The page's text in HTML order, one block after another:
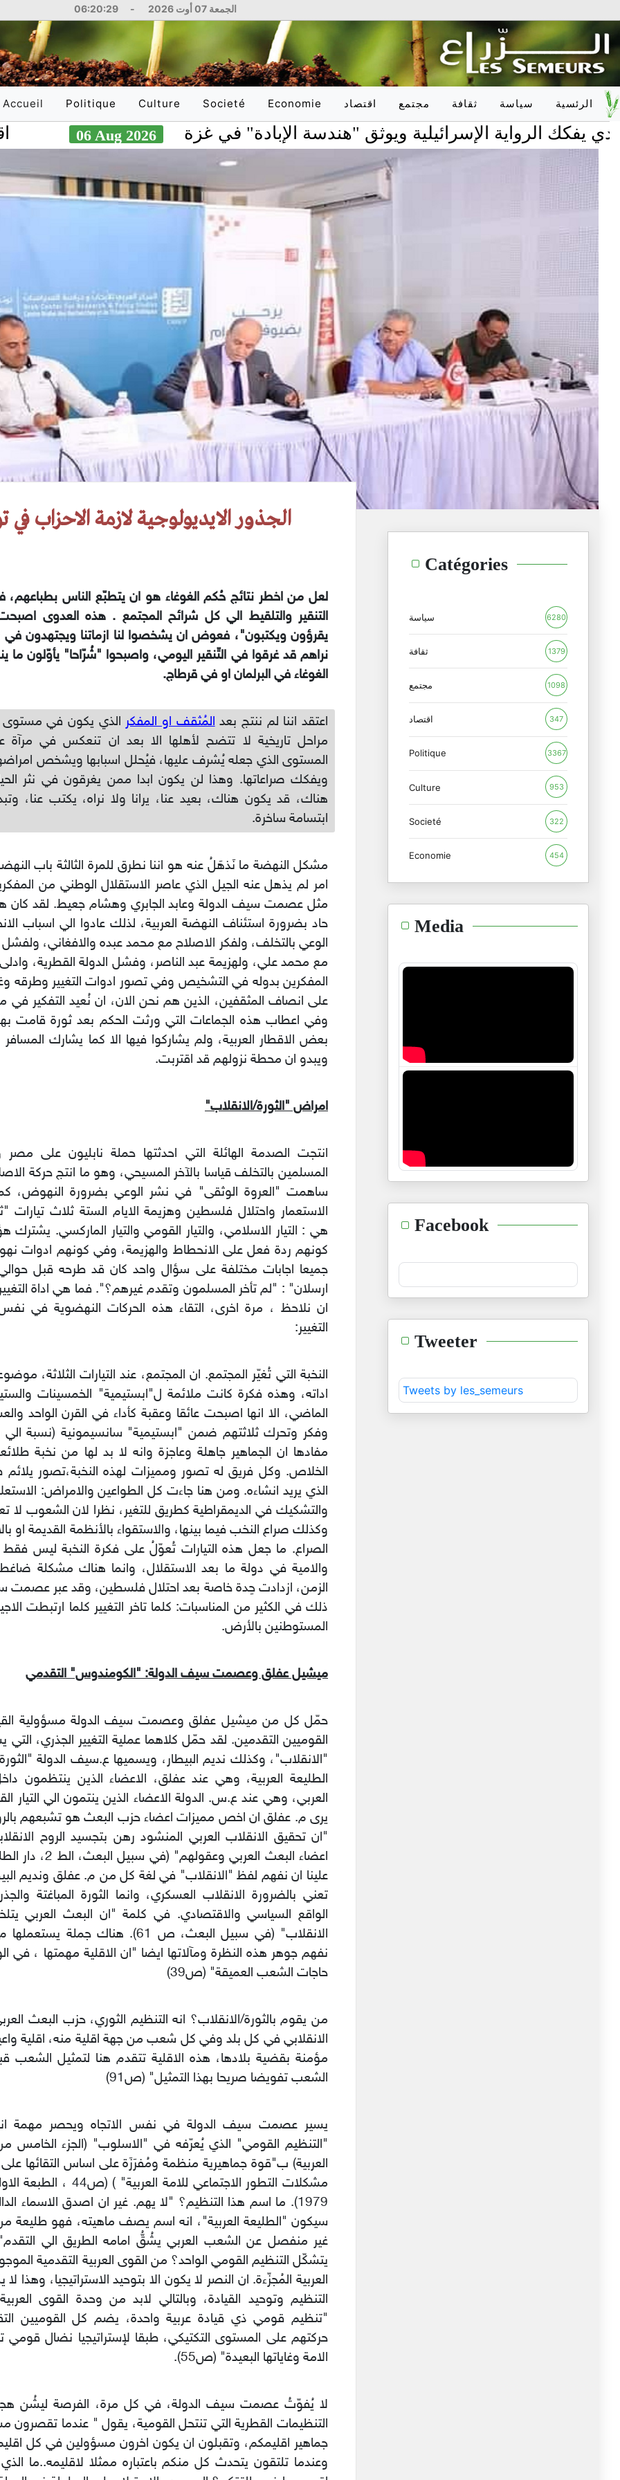
الجمعة 07 أوت 2026 -
06:20:30
Accueil
(current)
Politique
National
Culture
Littérature
Arts
Societé
Education
Santé
Sciences
Justice
Economie
National
اقتصاد
وطـنـي
مجتمع
تربية
ثقافة
أدب
سياسة
وطـنـي
دولـي
الرئسية
اقتحام 06 Aug 2026 الرواية الإسرائيلية ويوثق "هندسة الإبادة" في غزة
الجذور الايديولوجية لازمة الاحزاب
لعل من اخطر نتائج حُكم الغوغاء هو ان يتطبّع الناس بطباعهم،
التنقير والتلقيط الي كل شرائح المجتمع . هذه العدوى
يقرؤون ويكتبون"، فعوض ان يشخصوا لنا ازماتنا ويجتهدون في
نراهم قد غرقوا في التّنقير اليومي، واصبحوا "شُرّاحا" يأوّلون ما
الغوغاء في البرلمان او في قرطاج.
اعتقد اننا لم ننتج بعدالمُثقف او المفكر الذي يكون في مستوى
مراحل تاريخية لا تتضح لأهلها الا بعد ان تنعكس في مرآة
المستوى الذي جعله يُشرف عليها، فيُحلل اسبابها ويشخص
ويفكك صراعاتها. وهذا لن يكون ابدا ممن يغرقون في نثر
هناك، قد يكون هناك، بعيد عنا، يرانا ولا نراه، يكتب عنا،
ابتسامة ساخرة.
مشكل النهضة ما نَذهَلُ عنه هو اننا نطرق للمرة الثالثة باب
امر لم يذهل عنه الجيل الذي عاصر الاستقلال الوطني من
مثل عصمت سيف الدولة وعابد الجابري وهشام جعيط. لقد كان
حاد بضرورة استئناف النهضة العربية، لذلك عادوا الي اسباب
الوعي بالتخلف، ولفكر الاصلاح مع محمد عبده والافغاني، ولفشل
مع محمد علي، ولهزيمة عبد الناصر، وفشل الدولة القطرية،
المفكرين بدوله في التشخيص وفي تصور ادوات التغيير وطرقه
على انصاف المثقفين، الذين هم نحن الان، ان نُعيد التفكير
وفي اعطاب هذه الجماعات التي ورثت الحكم بعد ثورة قامت
بعض الاقطار العربية، ولم يشاركوا فيها الا كما يشارك المسافر
ويبدو ان محطة نزولهم قد اقتربت.
امراض "الثورة/الانقلاب"
انتجت الصدمة الهائلة التي احدثتها حملة نابليون على مصر
المسلمين بالتخلف قياسا بالآخر المسيحي، وهو ما انتج حركة
ساهمت "العروة الوثقى" في نشر الوعي بضرورة النهوض،
الاستعمار واحتلال فلسطين وهزيمة الايام الستة ثلاث تيارات
هي : التيار الاسلامي، والتيار القومي والتيار الماركسي. يشترك
كونهم ردة فعل على الانحطاط والهزيمة، وفي كونهم ادوات
جميعا اجابات مختلفة على سؤال واحد كان قد طرحه قبل
ارسلان" : "لم تأخر المسلمون وتقدم غيرهم؟". فما هي اداة
ان نلاحظ ، مرة اخرى، التقاء هذه الحركات النهضوية في نفس
التغيير:
النخبة التي تُغيّر المجتمع. ان المجتمع، عند التيارات الثلاثة،
اداته، وهذه فكرة كانت ملائمة ل"ابستيمية" الخمسينات
الماضي، الا انها اصبحت عائقا وعقبة كأداء في القرن الواحد
وفكر وتحرك ثلاثتهم ضمن "ابستيمية" سانسيمونية (نسبة
مفادها ان الجماهير جاهلة وعاجزة وانه لا بد لها من نخبة
الخلاص. وكل فريق له تصور ومميزات لهذه النخبة،تصور يلائم
الذي يريد انشاءه. ومن هنا جاءت كل الطواعين والامراض:
والتشكيك في الديمقراطية كطريق للتغير، نظرا لان الشعوب لا
وكذلك صراع النخب فيما بينها، والاستقواء بالأنظمة القديمة او
الصراع. ما جعل هذه التيارات تُعوّلُ على فكرة النخبة ليس
والامية في دولة ما بعد الاستقلال، وانما هناك مشكلة
الزمن، ازدادت حِدة خاصة بعد احتلال فلسطين، وقد عبر عصمت
ذلك في الكثير من المناسبات: كلما تاخر التغيير كلما ارتبطت
المستوطنين بالأرض.
ميشيل عفلق وعصمت سيف الدولة: "الكومندوس" التقدمي
حمّل كل من ميشيل عفلق وعصمت سيف الدولة مسؤولية
القوميين التقدمين. لقد حمّل كلاهما عملية التغيير الجذري،
"الانقلاب"، وكذلك نديم البيطار، ويسميها ع.سيف الدولة
الطليعة العربية، وهي عند عفلق، الاعضاء الذين ينتظمون
العربي، وهي عند ع.س. الدولة الاعضاء الذين ينتمون الي التيار
يرى م. عفلق ان اخص مميزات اعضاء حزب البعث هو تشبعهم
"ان تحقيق الانقلاب العربي المنشود رهن بتجسيد الروح
علينا ان نفهم لفظ "الانقلاب" في لغة كل من م. عفلق ونديم
تعني بالضرورة الانقلاب العسكري، وانما الثورة المباغتة
الواقع السياسي والاقتصادي. في كلمة "ان البعث العربي
الانقلاب" (في سبيل البعث، ص 61). هناك جملة
نفهم جوهر هذه النظرة ومآلاتها ايضا "ان الاقلية مهمتها ، في
حاجات الشعب العميقة" (ص39)
من يقوم بالثورة/الانقلاب؟ انه التنظيم الثوري، حزب البعث
الانقلابي في كل بلد وفي كل شعب من جهة اقلية منه، اقلية
مؤمنة بقضية بلادها، هذه الاقلية تتقدم هنا لتمثيل الشعب
الشعب تفويضا صريحا بهذا التمثيل" (ص91)
يسير عصمت سيف الدولة في نفس الاتجاه ويحصر مهمة
"التنظيم القومي" الذي يُعرّفه في "الاسلوب" (الجزء الخامس
العربية) ب"قوة جماهيرية منظمة ومُفرَزَة على اساس التقائها
مشكلات التطور الاجتماعي للامة
1979). ما اسم هذا التنظيم؟ "لا يهم. غير ان اصدق الاسماء
سيكون "الطليعة العربية"، انه اسم يصف ماهيته، فهو طليعة
يتشكّل التنظيم القومي الواحد؟ من القوى العربية التقدمية
العربية المُجزّءة. ان النصر لا يكون الا بتوحيد الاستراتيجيا، وهذا لا
التنظيم وتوحيد القيادة، وبالتالي لابد من وحدة القوى
"تنظيم قومي ذي قيادة عربية واحدة، يضم كل القوميين
حركتهم على المستوى التكتيكي، طبقا لإستراتيجيا نضال
الامة وغاياتها البعيدة" (ص55).
لا يُفوّتُ عصمت سيف الدولة، في كل مرة، الفرصة ليشُن
التنظيمات القطرية التي تنتحل القومية، يقول " عندما تقصرون
جماهير اقليمكم، وتقبلون ان يكون اخرون مسؤولين في كل
وعندما تلتقون يتحدث كل منكم باعتباره ممثلا لاقليمه..ما
Catégories
سياسة 6280
ثقافة 1379
مجتمع 1098
اقتصاد 347
Politique 3367
Culture 953
Societé 322
Economie 454
Media
Facebook
Tweeter
Tweets by les_semeurs